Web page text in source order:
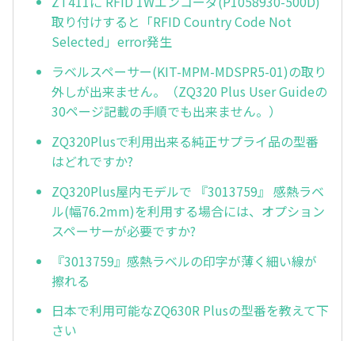
取り付けすると「RFID Country Code Not
Selected」error発生
ラベルスペーサー(KIT-MPM-MDSPR5-01)の取り
外しが出来ません。（ZQ320 Plus User Guideの
30ページ記載の手順でも出来ません。）
ZQ320Plusで利用出来る純正サプライ品の型番
はどれですか?
ZQ320Plus屋内モデルで 『3013759』 感熱ラベ
ル(幅76.2mm)を利用する場合には、オプション
スペーサーが必要ですか?
『3013759』感熱ラベルの印字が薄く細い線が
擦れる
日本で利用可能なZQ630R Plusの型番を教えて下
さい